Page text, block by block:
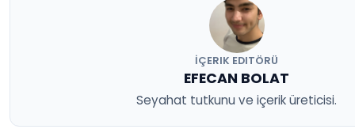
İÇERIK EDITÖRÜ
EFECAN BOLAT
Seyahat tutkunu ve içerik üreticisi.